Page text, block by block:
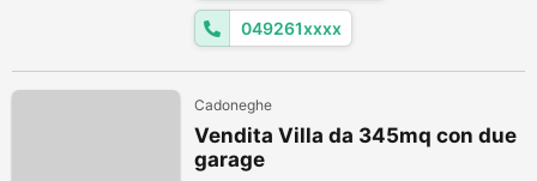
049261xxxx
Cadoneghe
Vendita Villa da 345mq con due
garage